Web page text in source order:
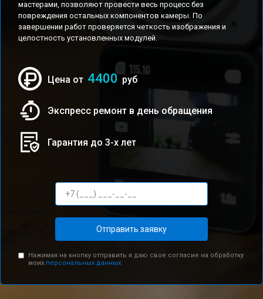
мастерами, позволяют провести весь процесс без
повреждения остальных компонентов камеры. По
завершении работ проверяется четкость изображения и
целостность установленных модулей.
Цена от 4400 руб
Экспресс ремонт в день обращения
Гарантия до 3-х лет
Отправить заявку
Нажимая на кнопку отправить я даю свое согласие на обработку
моих персональных данных.